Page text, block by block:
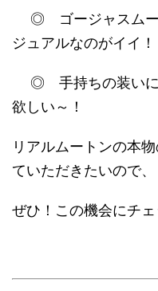
◎ ゴージャスムー
ジュアルなのがイイ！
◎ 手持ちの装いに
欲しい～！
リアルムートンの本
ていただきたいので、
ぜひ！この機会にチェ